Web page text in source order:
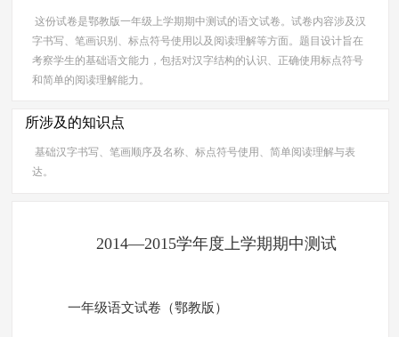
这份试卷是鄂教版一年级上学期期中测试的语文试卷。试卷内容涉及汉
字书写、笔画识别、标点符号使用以及阅读理解等方面。题目设计旨在
考察学生的基础语文能力，包括对汉字结构的认识、正确使用标点符号
和简单的阅读理解能力。
所涉及的知识点
基础汉字书写、笔画顺序及名称、标点符号使用、简单阅读理解与表
达。
2014—2015学年度上学期期中测试
一年级语文试卷（鄂教版）